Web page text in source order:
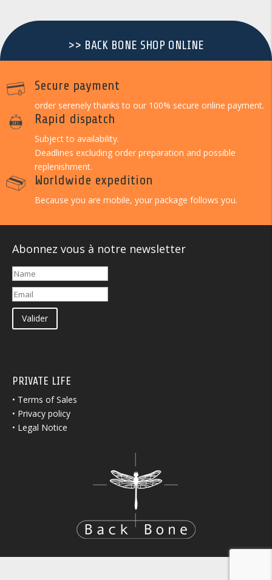
>> BACK BONE SHOP ONLINE
Secure payment
order serenely thanks to our 100% secure online payment.
Rapid dispatch
Subject to availability.
Deadlines excluding order preparation and possible
replenishment.
Worldwide expedition
Because you are mobile, your package follows you.
Abonnez vous à notre newsletter
Valider
PRIVATE LIFE
• Terms of Sales
• Privacy policy
• Legal Notice